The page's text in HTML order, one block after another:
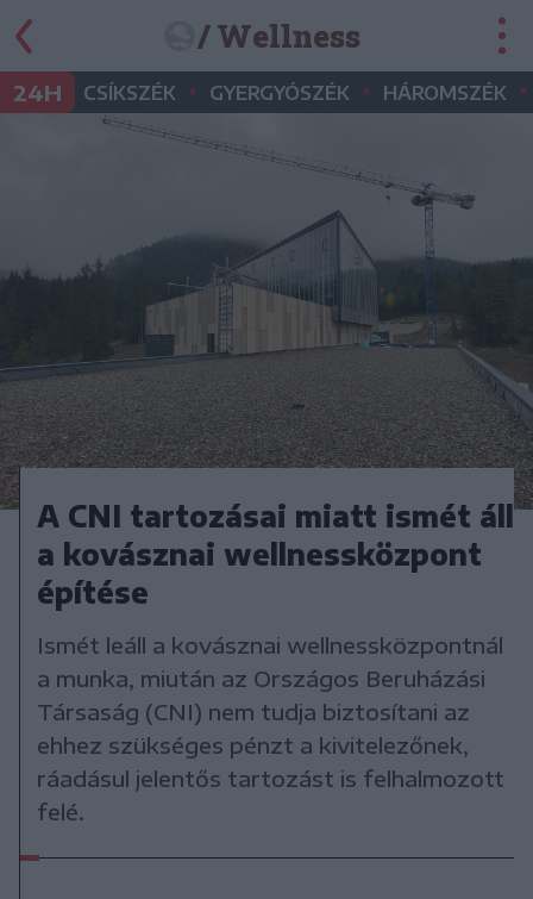
/ Wellness
24H CSÍKSZÉK • GYERGYÓSZÉK • HÁROMSZÉK •
A CNI tartozásai miatt ismét áll
a kovásznai wellnessközpont
építése
Ismét leáll a kovásznai wellnessközpontnál
a munka, miután az Országos Beruházási
Társaság (CNI) nem tudja biztosítani az
ehhez szükséges pénzt a kivitelezőnek,
ráadásul jelentős tartozást is felhalmozott
felé.